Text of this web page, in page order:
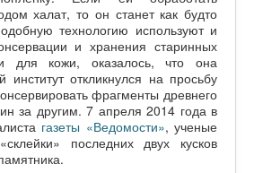
халат, то он станет как будто
технологию используют и
и хранения старинных
для кожи, оказалось, что она
институт откликнулся на просьбу
фрагменты древнего
за другим. 7 апреля 2014 года в
газеты «Ведомости», ученые
последних двух кусков